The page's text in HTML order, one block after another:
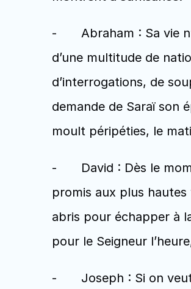
-	Abraham : Sa vie n’évolua guère en ligne droite. Bien qu’il reçût sans équivoque de Dieu la promesse de devenir père
d’une multitude de
d’interrogations, de
demande de Saraï son
moult péripéties, le
-	David : Dès le moment parvint à Saül la nouvelle que David serait son successeur, commença pour ce ‘’garçon’’
promis aux plus
abris pour échapper à
pour le Seigneur
-	Joseph : Si on veut emprunter à ses frères le surnom qu’ils lui donnèrent, peut-être dirons-nous Joseph le rêveur.